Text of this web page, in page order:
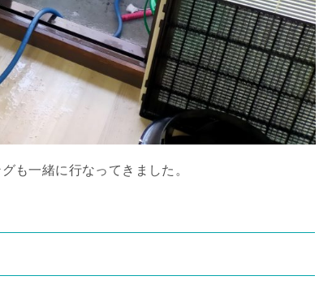
も一緒に行なってきました。